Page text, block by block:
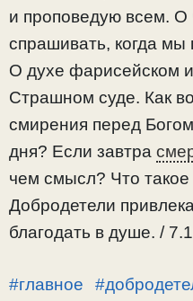
и проповедую всем. О
спрашивать, когда
О духе фарисейском
Страшном суде. Как
смирения перед
дня? Если завтра
чем смысл? Что такое
Добродетели
благодать в душе. /
#главное